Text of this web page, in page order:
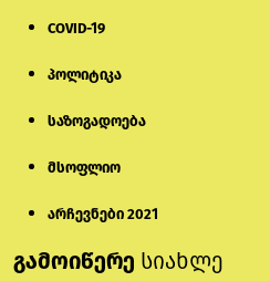
COVID-19
პოლიტიკა
საზოგადოება
მსოფლიო
არჩევნები 2021
გამოიწერე სიახლე